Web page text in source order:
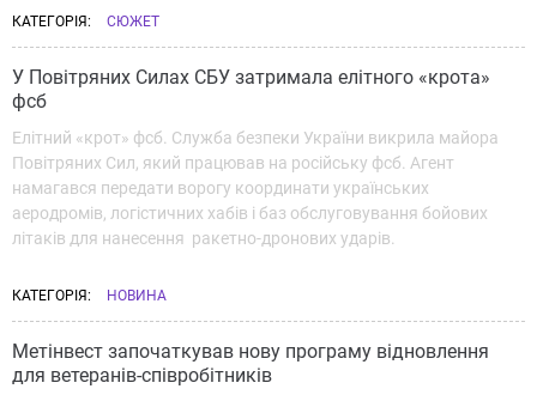
КАТЕГОРІЯ: СЮЖЕТ
У Повітряних Силах СБУ затримала елітного «крота»
фсб
Елітний «крот» фсб. Служба безпеки України викрила майора
Повітряних Сил, який працював на російську фсб. Агент
намагався передати ворогу координати українських
аеродромів, логістичних хабів і баз обслуговування бойових
літаків для нанесення ракетно-дронових ударів.
КАТЕГОРІЯ: НОВИНА
Метінвест започаткував нову програму відновлення
для ветеранів-співробітників